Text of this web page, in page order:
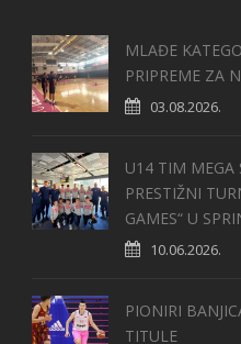
MLAĐE
PRIPREME ZA
03.08.2026.
U14 TIM MEGA
PRESTIŽNI
GAMES“ U
10.06.2026.
PIONIRI
TITULE